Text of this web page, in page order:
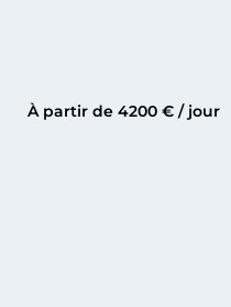
À partir de 4200 € / jour
CHEOY LEE 35CANNES